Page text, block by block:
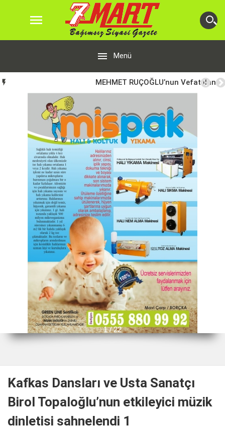

 Menü
 MEHMET RUÇOĞLU’nun Vefat İlanı
1 / 22
Kafkas Dansları ve Usta Sanatçı
Birol Topaloğlu’nun etkileyici müzik
dinletisi sahnelendi 1